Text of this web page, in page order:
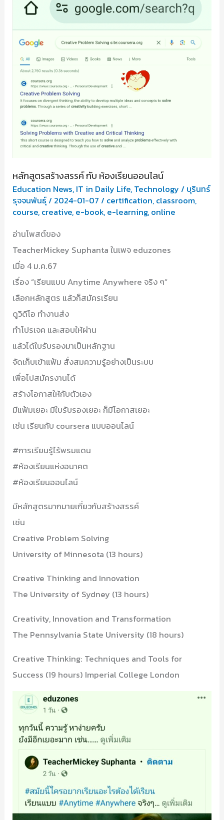
อยู่
นอก
ห้องเรียน
นิทาน
เรื่อง
ว่าที่
รมต.
ปลอม
ตัว
เป็น
ครู
อัตรา
โรงเรียน
เทียม
ดาว
หลักสูตรสร้างสรรค์ กับ ห้องเรียนออนไลน์
Education News, IT in Daily Life, Technology / บุรินทร์
รุจจนพันธุ์/ 2024-01-07/ certification, classroom,
course, creative, e-book, e-learning, online
อ่านโพสต์ของ
TeacherMickey Suphanta ในเพจ eduzones
เมื่อ 4 ม.ค.67
เรื่อง “เรียนแบบ Anytime Anywhere จริง ๆ”
เลือกหลักสูตร แล้วก็สมัครเรียน
ดูวิดีโอ ทำงานส่ง
ทำโปรเจค และสอบให้ผ่าน
แล้วได้ใบรับรองมาเป็นหลักฐาน
จัดเก็บเข้าแฟ้ม สั่งสมความรู้อย่างเป็นระบบ
เพื่อไปสมัครงานได้
สร้างโอกาสให้กับตัวเอง
มีแฟ้มเยอะ มีใบรับรองเยอะ ก็มีโอกาสเยอะ
เช่น เรียนกับ coursera แบบออนไลน์
#การเรียนรู้ไร้พรมแดน
#ห้องเรียนแห่งอนาคต
#ห้องเรียนออนไลน์
มีหลักสูตรมากมายเกี่ยวกับสร้างสรรค์
เช่น
Creative Problem Solving
University of Minnesota (13 hours)
Creative Thinking and Innovation
The University of Sydney (13 hours)
Creativity, Innovation and Transformation
The Pennsylvania State University (18 hours)
Creative Thinking: Techniques and Tools for
Success (19 hours) Imperial College London